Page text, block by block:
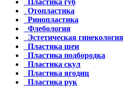
Пластика губ
Отопластика
Ринопластика
Флебология
Эстетическая гинекология
Пластика шеи
Пластика подбородка
Пластика скул
Пластика ягодиц
Пластика рук